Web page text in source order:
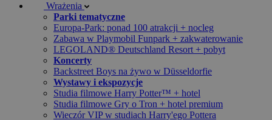
Wrażenia
Parki tematyczne
Europa-Park: ponad 100 atrakcji + nocleg
Zabawa w Playmobil Funpark + zakwaterowanie
LEGOLAND® Deutschland Resort + pobyt
Koncerty
Backstreet Boys na żywo w Düsseldorfie
Wystawy i ekspozycje
Studia filmowe Harry Potter™ + hotel
Studia filmowe Gry o Tron + hotel premium
Wieczór VIP w studiach Harry'ego Pottera